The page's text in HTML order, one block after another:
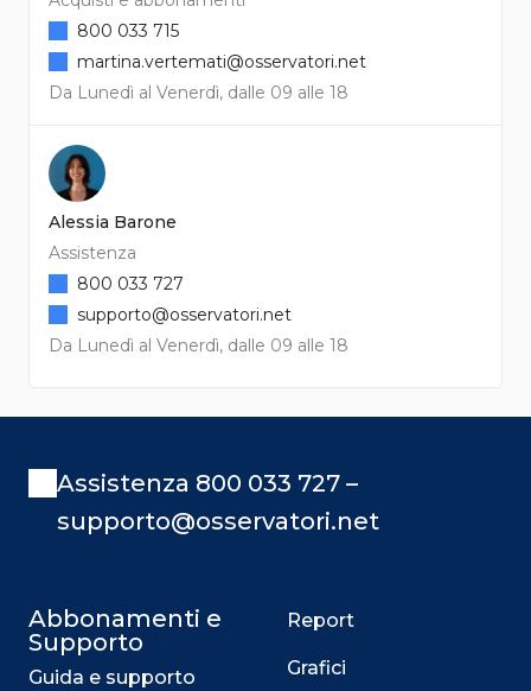
Da Lunedì al Venerdì, dalle 09 alle 18
800 033 715
martina.vertemati@osservatori.net
Alessia Barone
Assistenza
Da Lunedì al Venerdì, dalle 09 alle 18
800 033 727
supporto@osservatori.net
Assistenza 800 033 727 –
supporto@osservatori.net
Abbonamenti e
Supporto
Guida e supporto
Report
Grafici